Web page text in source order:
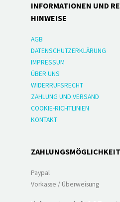
INFORMATIONEN UND
HINWEISE
AGB
DATENSCHUTZERKLÄRUNG
IMPRESSUM
ÜBER UNS
WIDERRUFSRECHT
ZAHLUNG UND VERSAND
COOKIE-RICHTLINIEN
KONTAKT
Paypal
Vorkasse / Überweisung